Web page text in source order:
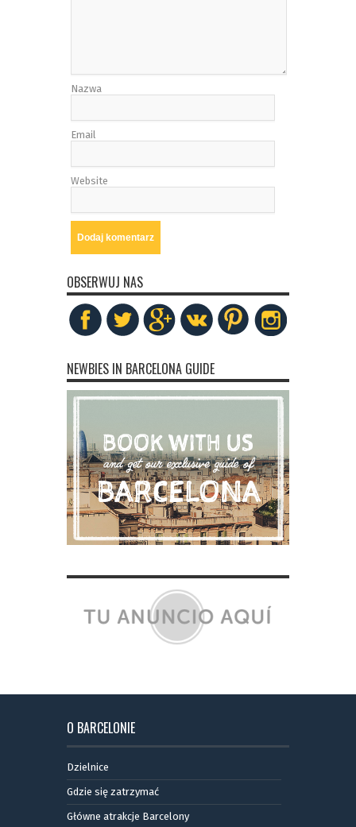
Nazwa
Email
Website
OBSERWUJ NAS
NEWBIES IN BARCELONA GUIDE
O BARCELONIE
Dzielnice
Gdzie się zatrzymać
Główne atrakcje Barcelony